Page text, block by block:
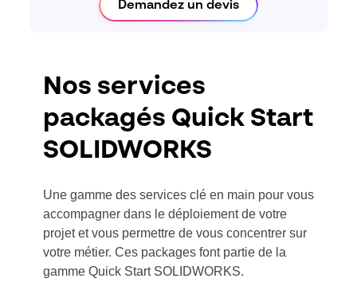
Demandez un devis
Nos services
packagés Quick Start
SOLIDWORKS
Une gamme des services clé en main pour vous
accompagner dans le déploiement de votre
projet et vous permettre de vous concentrer sur
votre métier. Ces packages font partie de la
gamme Quick Start SOLIDWORKS.